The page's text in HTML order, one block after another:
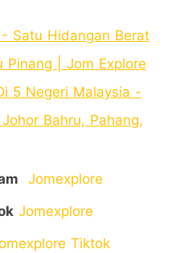
Satu Hidangan Berat
Pinang | Jom Explore
5 Negeri Malaysia -
Bahru, Pahang,
Jomexplore
Jomexplore
Tiktok